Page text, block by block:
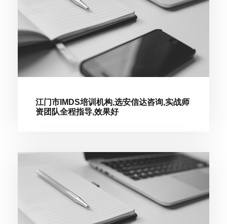
江门市IMDS培训机构,选安信达咨询,实战师
资团队全程指导,效果好